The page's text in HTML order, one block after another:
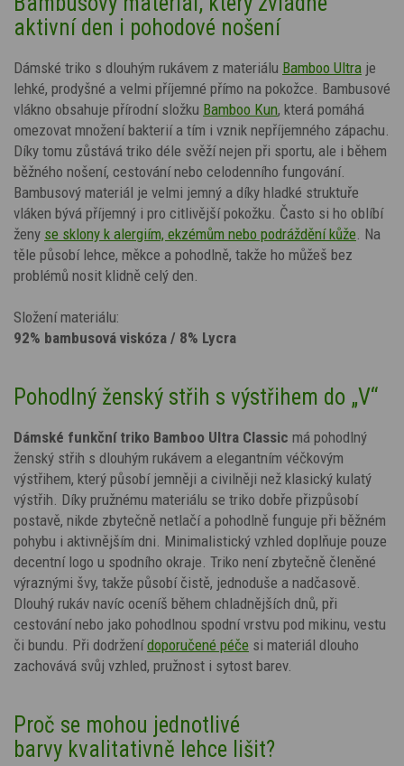
aktivní den i pohodové nošení
Dámské triko s dlouhým rukávem z materiálu Bamboo Ultra je
lehké, prodyšné a velmi příjemné přímo na pokožce. Bambusové
vlákno obsahuje přírodní složku Bamboo Kun, která pomáhá
omezovat množení bakterií a tím i vznik nepříjemného zápachu.
Díky tomu zůstává triko déle svěží nejen při sportu, ale i během
běžného nošení, cestování nebo celodenního fungování.
Bambusový materiál je velmi jemný a díky hladké struktuře
vláken bývá příjemný i pro citlivější pokožku. Často si ho oblíbí
ženy se sklony k alergiím, ekzémům nebo podráždění kůže . Na
těle působí lehce, měkce a pohodlně, takže ho můžeš bez
problémů nosit klidně celý den.
Složení materiálu:
92% bambusová viskóza / 8% Lycra
Pohodlný ženský střih s výstřihem do „V“
Dámské funkční triko Bamboo Ultra Classic má pohodlný
ženský střih s dlouhým rukávem a elegantním véčkovým
výstřihem, který působí jemněji a civilněji než klasický kulatý
výstřih. Díky pružnému materiálu se triko dobře přizpůsobí
postavě, nikde zbytečně netlačí a pohodlně funguje při běžném
pohybu i aktivnějším dni. Minimalistický vzhled doplňuje pouze
decentní logo u spodního okraje. Triko není zbytečně členěné
výraznými švy, takže působí čistě, jednoduše a nadčasově.
Dlouhý rukáv navíc oceníš během chladnějších dnů, při
cestování nebo jako pohodlnou spodní vrstvu pod mikinu, vestu
či bundu. Při dodržení doporučené péče si materiál dlouho
zachovává svůj vzhled, pružnost i sytost barev.
Proč se mohou jednotlivé
barvy kvalitativně lehce lišit?